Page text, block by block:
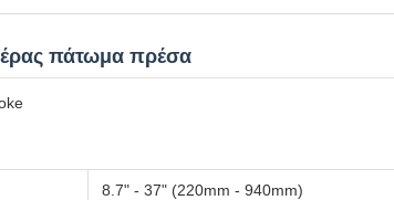
πάτωμα πρέσα
8.7" - 37" (220mm - 940mm)